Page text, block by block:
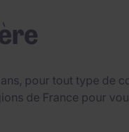
pour tout type de
de France pour